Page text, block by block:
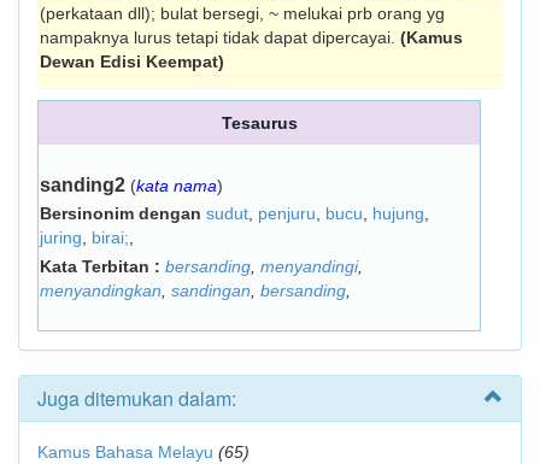
(perkataan dll); bulat bersegi, ~ melukai prb orang yg
nampaknya lurus tetapi tidak dapat dipercayai. (Kamus
Dewan Edisi Keempat)
Tesaurus
sanding2 (kata nama)
Bersinonim dengan sudut penjuru bucu hujung
juring
birai;
Kata Terbitan : bersanding menyandingi,
menyandingkan sandingan bersanding
Juga ditemukan dalam:
Kamus Bahasa Melayu (65)